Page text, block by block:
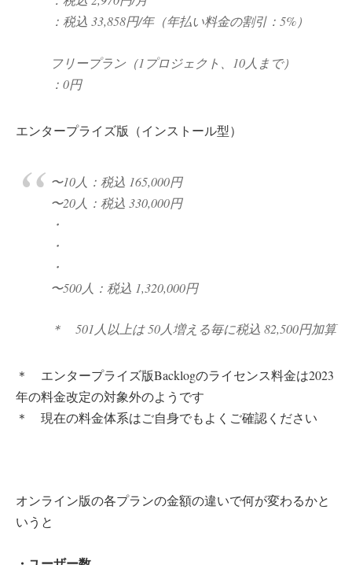
：税込 33,858円/年（年払い料金の割引：5%）
フリープラン（1プロジェクト、10人まで）
：0円
エンタープライズ版（インストール型）
〜10人：税込 165,000円
〜20人：税込 330,000円
・
・
・
〜500人：税込 1,320,000円
＊ 501人以上は 50人増える毎に税込 82,500円加算
＊ エンタープライズ版Backlogのライセンス料金は2023
年の料金改定の対象外のようです
＊ 現在の料金体系はご自身でもよくご確認ください
オンライン版の各プランの金額の違いで何が変わるかと
いうと